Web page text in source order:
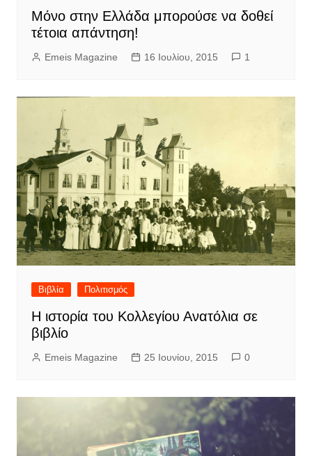
Μόνο στην Ελλάδα μπορούσε να δοθεί
τέτοια απάντηση!
Emeis Magazine 16 Ιουλίου, 2015 1
Βιβλία Πολιτισμός
Η ιστορία του Κολλεγίου Ανατόλια σε
βιβλίο
Emeis Magazine 25 Ιουνίου, 2015 0